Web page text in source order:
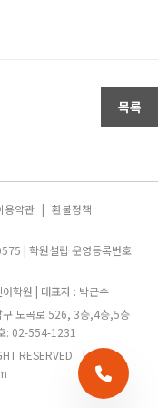
목록
용약관 | 환불정책
| 학원설립 운영등록번호:
학원 | 대표자 : 박근수
구 도곡로 526, 3층,4층,5층
: 02-554-1231
RESERVED. |